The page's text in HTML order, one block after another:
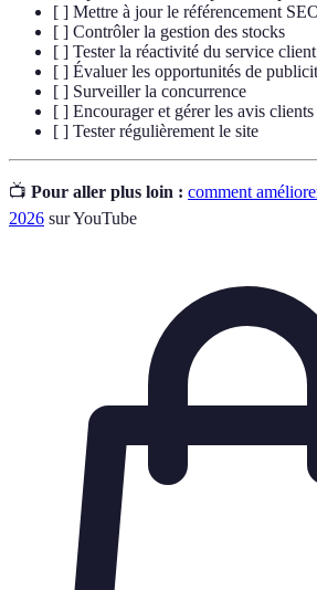
[ ] Mettre à jour le référencement
[ ] Contrôler la gestion des stocks
[ ] Tester la réactivité du service client
[ ] Évaluer les opportunités de
[ ] Surveiller la concurrence
[ ] Encourager et gérer les avis clients
[ ] Tester régulièrement le site
📺 Pour aller plus loin : comment
2026 sur YouTube